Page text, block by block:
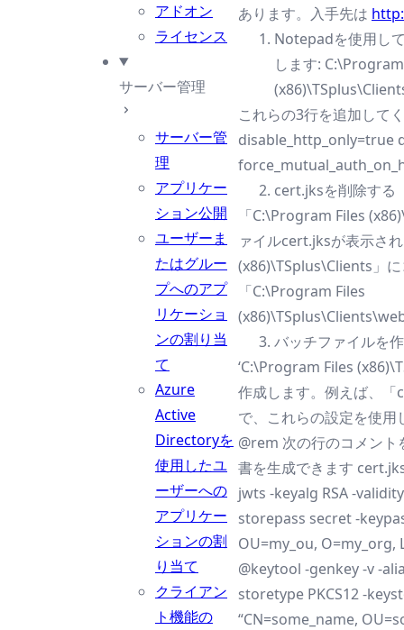
アドオン
ライセンス
サーバー管理
サーバー管
理
アプリケー
ション公開
ユーザーま
たはグルー
プへのアプ
リケーショ
ンの割り当
て
Azure
Active
Directoryを
使用したユ
ーザーへの
アプリケー
ションの割
り当て
クライアン
ト機能の
あります。入手先は
Notepadを使用し
します:
これらの3行を追加して
disable_http_only=true
cert.jksを削除する
「C:\Program Files
ァイルcert.jksが表示さ
(x86)\TSplus\Clients」
「C:\Program Files
バッチファイルを
‘C:\Program Files
作成します。例えば、
で、これらの設定を使用
@rem 次の行のコメン
書を生成できます
jwts -keyalg RSA -
storepass secret -
OU=my_ou, O=my_org,
@keytool -genkey -v -
storetype PKCS12 -
“CN=some_name,